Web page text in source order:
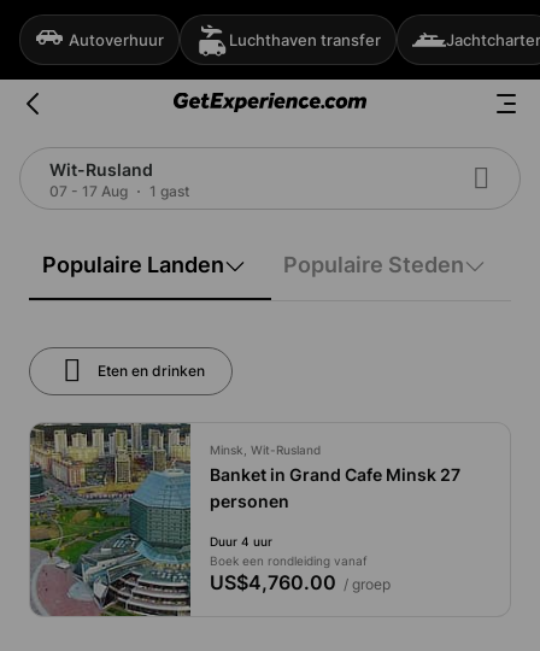
Autoverhuur Luchthaven transfer Jachtcharter
Wit-Rusland
07 - 17 Aug 1 gast
Populaire Landen Populaire Steden
Eten en drinken
Minsk, Wit-Rusland
Banket in Grand Cafe Minsk 27
personen
Duur 4 uur
Boek een rondleiding vanaf
US$4,760.00 / groep